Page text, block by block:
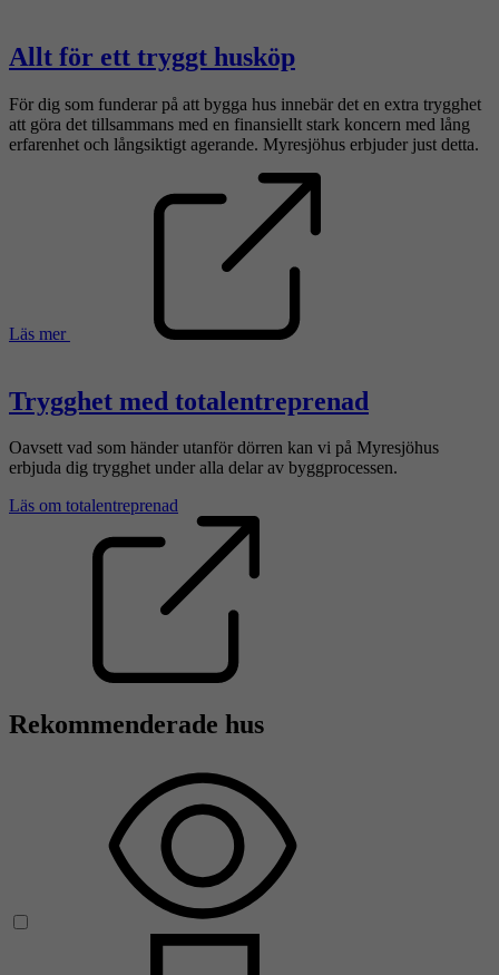
Allt för ett tryggt husköp
För dig som funderar på att bygga hus innebär det en extra trygghet
att göra det tillsammans med en finansiellt stark koncern med lång
erfarenhet och långsiktigt agerande. Myresjöhus erbjuder just detta.
Läs mer
Trygghet med totalentreprenad
Oavsett vad som händer utanför dörren kan vi på Myresjöhus
erbjuda dig trygghet under alla delar av byggprocessen.
Läs om totalentreprenad
Rekommenderade hus